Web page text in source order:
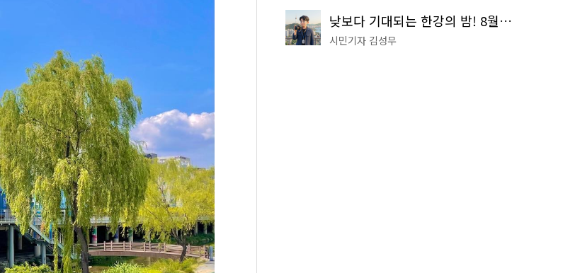
낮보다 기대되는 한강의 밤! 8월 한정 무료 '한강 밤핑' 예약은?
시민기자 김성무